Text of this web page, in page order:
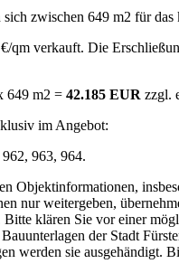
zwischen 649 m2 für
qm verkauft. Die
649 m2 = 42.185 EUR zzgl.
im Angebot:
963, 964.
Objektinformationen,
nur weitergeben,
klären Sie vor einer
der Stadt
werden sie